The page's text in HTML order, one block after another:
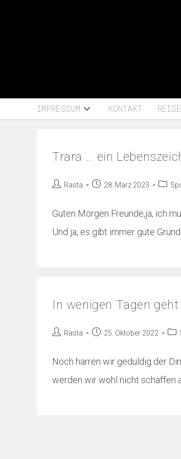
IMPRESSUM KONTAKT
Trara … ein
Rasta 28. März 2023
Guten Morgen Freunde,ja, ich
Und ja, es gibt immer gute
In wenigen Tagen
Rasta 25. Oktober 2022
Noch harren wir geduldig der
werden wir wohl nicht schaffen